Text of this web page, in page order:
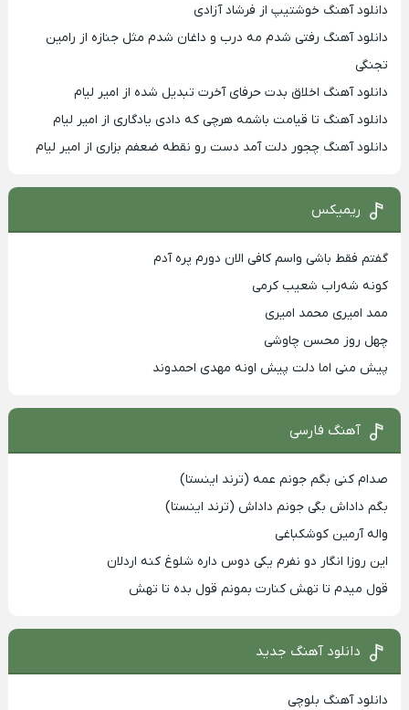
دانلود آهنگ خوشتیپ از فرشاد آزادی
دانلود آهنگ رفتی شدم مه درب و داغان شدم مثل جنازه از رامین
تجنگی
دانلود آهنگ اخلاق بدت حرفای آخرت تبدیل شده از امیر لیام
دانلود آهنگ تا قیامت باشمه هرچی که دادی یادگاری از امیر لیام
دانلود آهنگ چجور دلت آمد دست رو نقطه ضعفم بزاری از امیر لیام
ریمیکس
گفتم فقط باشی واسم کافی الان دورم پره آدم
کونه شه‌راب شعیب کرمی
ممد امیری محمد امیری
چهل روز محسن چاوشی
پیش منی اما دلت پیش اونه مهدی احمدوند
آهنگ فارسی
صدام کنی بگم جونم عمه (ترند اینستا)
بگم داداش بگی جونم داداش (ترند اینستا)
واله آرمین کوشکباغی
این روزا انگار دو نفرم یکی دوس داره شلوغ کنه اردلان
قول میدم تا تهش کنارت بمونم قول بده تا تهش
دانلود آهنگ جدید
دانلود آهنگ بلوچی